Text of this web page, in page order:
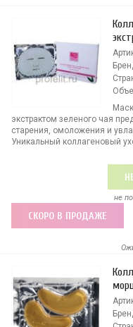
экстрактом зеленого чая
старения, омоложения и
Уникальный коллагеновый
не
СКОРО В ПРОДАЖЕ